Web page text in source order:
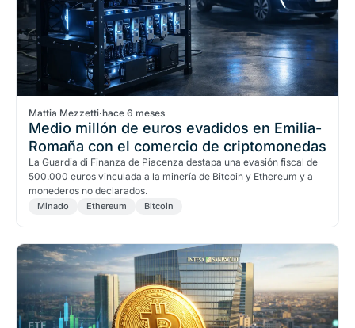
Mattia Mezzetti·hace 6 meses
Medio millón de euros evadidos en Emilia-
Romaña con el comercio de criptomonedas
La Guardia di Finanza de Piacenza destapa una evasión fiscal de
500.000 euros vinculada a la minería de Bitcoin y Ethereum y a
monederos no declarados.
Minado Ethereum Bitcoin